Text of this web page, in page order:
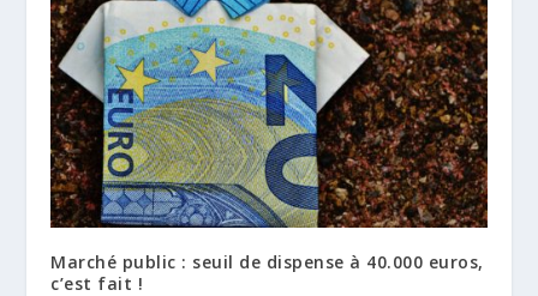
Marché public : seuil de dispense à 40.000 euros,
c’est fait !